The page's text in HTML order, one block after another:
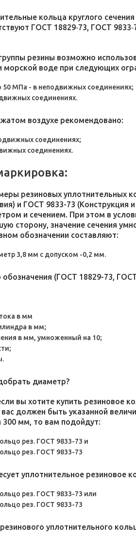
кольца круглого
ГОСТ 18829‑73, ГОСТ
резины возможно
морской воде при следующих
50 МПа - в неподвижных соединениях;
соединениях.
воздухе рекомендовано:
соединениях;
соединениях.
резиновых уплотнительных
и ГОСТ 9833-73
и сечением. При этом в
сторону, значение сечения
обозначении составляют:
3,8 мм с допуском -0,2 мм.
(ГОСТ 18829-73,
в мм
в мм;
в мм, умноженный на 10;
диаметр?
вы хотите купить резиновое
должен быть указанной
мм, то вам подойдут:
рез. ГОСТ 9833-73 и
рез. ГОСТ 9833-73
уплотнительное
рез. ГОСТ 9833-73 или
рез. ГОСТ 9833-73
уплотнительного